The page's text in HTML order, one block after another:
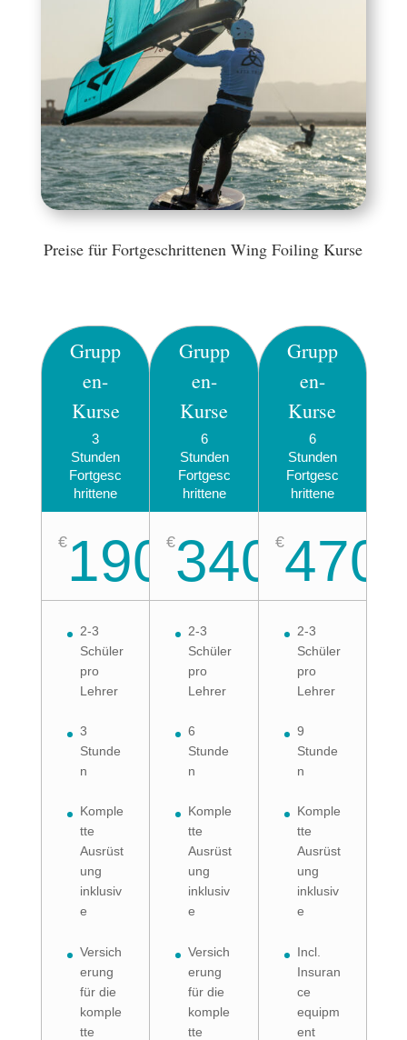
Preise für Fortgeschrittenen Wing Foiling Kurse
Grupp
en-
Kurse
3
Stunden
Fortgesc
hrittene
€190
2-3
Schüler
pro
Lehrer
3
Stunde
n
Komple
tte
Ausrüst
ung
inklusiv
e
Versich
erung
für die
komple
tte
Grupp
en-
Kurse
6
Stunden
Fortgesc
hrittene
€340
2-3
Schüler
pro
Lehrer
6
Stunde
n
Komple
tte
Ausrüst
ung
inklusiv
e
Versich
erung
für die
komple
tte
Grupp
en-
Kurse
6
Stunden
Fortgesc
hrittene
€470
2-3
Schüler
pro
Lehrer
9
Stunde
n
Komple
tte
Ausrüst
ung
inklusiv
e
Incl.
Insuran
ce
equipm
ent